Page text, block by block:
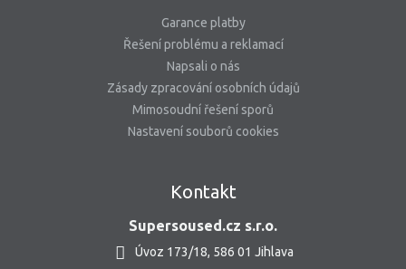
Garance platby
Řešení problému a reklamací
Napsali o nás
Zásady zpracování osobních údajů
Mimosoudní řešení sporů
Nastavení souborů cookies
Kontakt
Supersoused.cz s.r.o.
Úvoz 173/18, 586 01 Jihlava